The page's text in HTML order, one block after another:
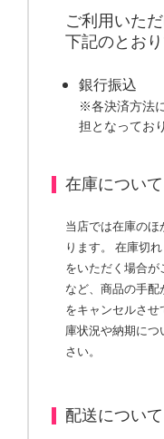
ご利用いた
下記のとおり
銀行振込
※各決済方法
担となってお
在庫について
当店では在庫の
ります。 在庫切
をいただく場合が
など、商品の手
をキャンセルさ
庫状況や納期に
さい。
配送について